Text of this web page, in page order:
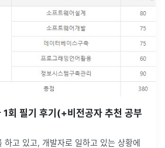
회 필기 후기(+비전공자 추천 공부
하고 있고, 개발자로 일하고 있는 상황에